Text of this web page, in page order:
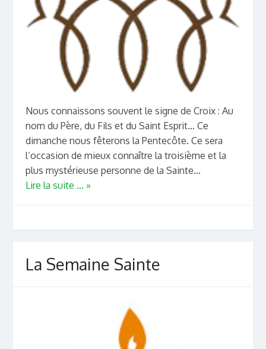
Nous connaissons souvent le signe de Croix : Au
nom du Père, du Fils et du Saint Esprit… Ce
dimanche nous fêterons la Pentecôte. Ce sera
l’occasion de mieux connaître la troisième et la
plus mystérieuse personne de la Sainte...
Lire la suite ... »
La Semaine Sainte